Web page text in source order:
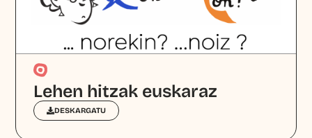
Lehen hitzak euskaraz
DESKARGATU